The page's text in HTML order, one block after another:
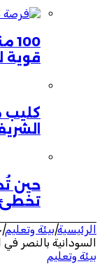
قوية
كليب
حين
تخطئ
الرئيسية|بيئة وتعليم|
السودانية بالنصر
بيئة وتعليم